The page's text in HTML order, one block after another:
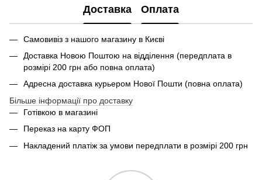
Доставка Оплата
Самовивіз з нашого магазину в Києві
Доставка Новою Поштою на відділення (передплата в
розмірі 200 грн або повна оплата)
Адресна доставка курьером Нової Пошти (повна оплата)
Більше інформації про доставку
Готівкою в магазині
Переказ на карту ФОП
Накладений платіж за умови передплати в розмірі 200 грн